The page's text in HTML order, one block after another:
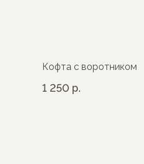
Кофта с воротником
1 250 р.